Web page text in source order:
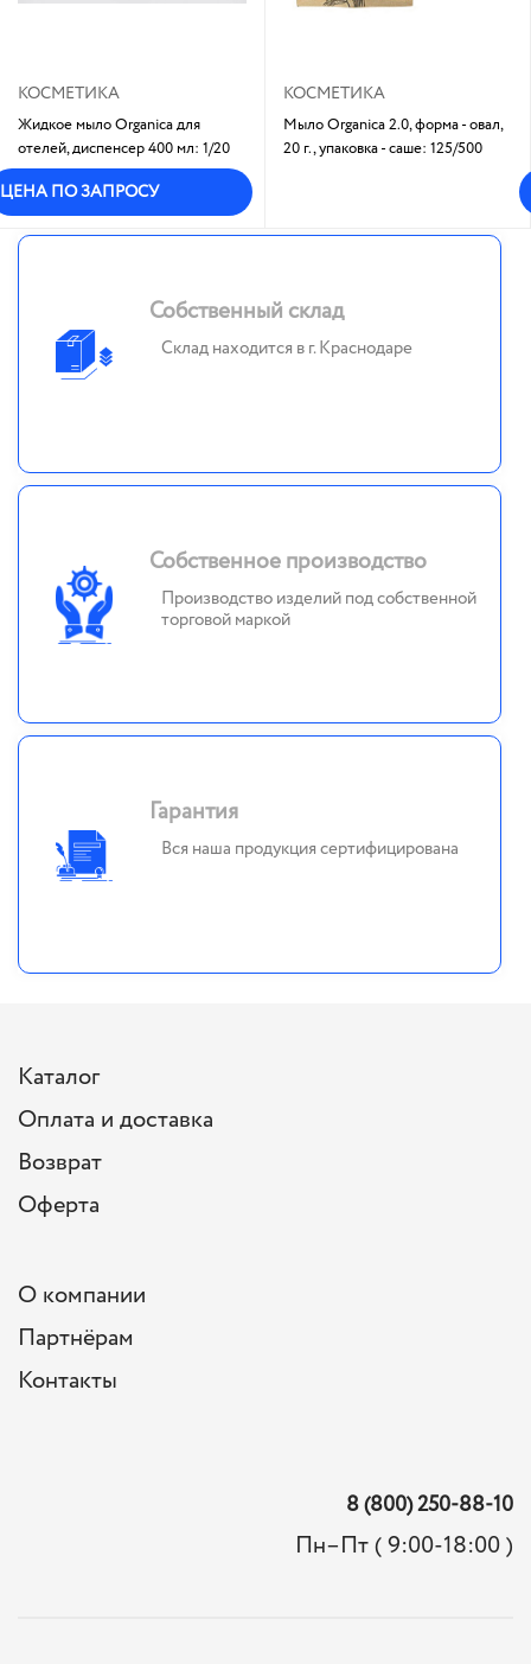
КОСМЕТИКА
Жидкое мыло Organica для
отелей, диспенсер 400 мл: 1/20
В наличии
ЦЕНА ПО ЗАПРОСУ
КОСМЕТИКА
Мыло Organica 2.0, форма - овал,
20 г., упаковка - саше: 125/500
Собственный склад
Склад находится в г. Краснодаре
Собственное производство
Производство изделий под собственной
торговой маркой
Гарантия
Вся наша продукция сертифицирована
Каталог
Оплата и доставка
Возврат
Оферта
О компании
Партнёрам
Контакты
8 (800) 250-88-10
Пн–Пт ( 9:00-18:00 )